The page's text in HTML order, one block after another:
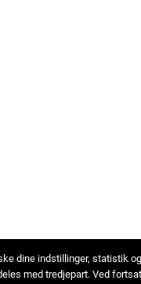
dine indstillinger, statistik
med tredjepart. Ved